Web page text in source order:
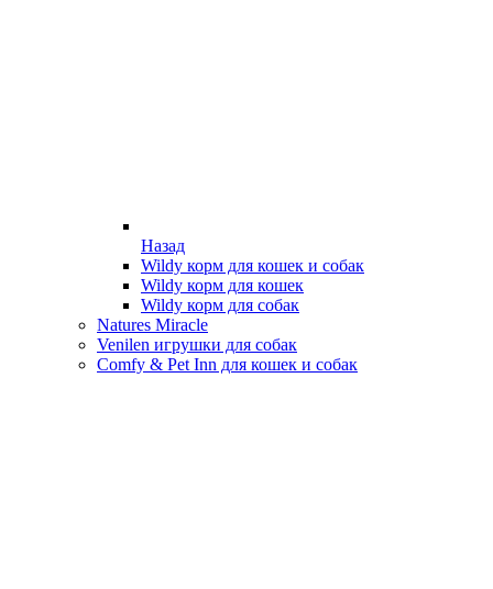
Назад
Wildy корм для кошек и собак
Wildy корм для кошек
Wildy корм для собак
Natures Miracle
Venilen игрушки для собак
Comfy & Pet Inn для кошек и собак